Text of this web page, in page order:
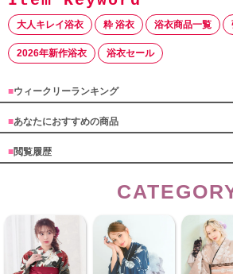
大人キレイ浴衣 粋 浴衣 浴衣商品一覧
2026年新作浴衣 浴衣セール
■ウィークリーランキング
■あなたにおすすめの商品
■閲覧履歴